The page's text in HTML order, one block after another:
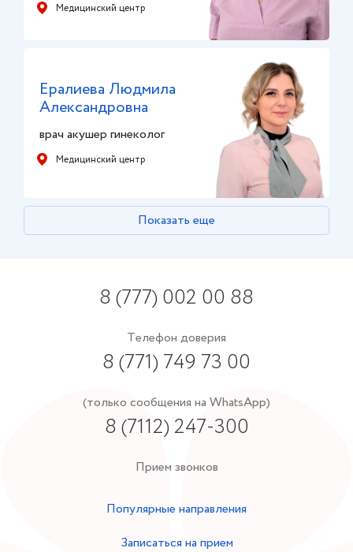
Медицинский центр
Ералиева Людмила
Александровна
врач акушер гинеколог
Медицинский центр
Показать еще
8 (777) 002 00 88
Телефон доверия
8 (771) 749 73 00
(только сообщения на WhatsApp)
8 (7112) 247-300
Прием звонков
Популярные направления
Записаться на прием